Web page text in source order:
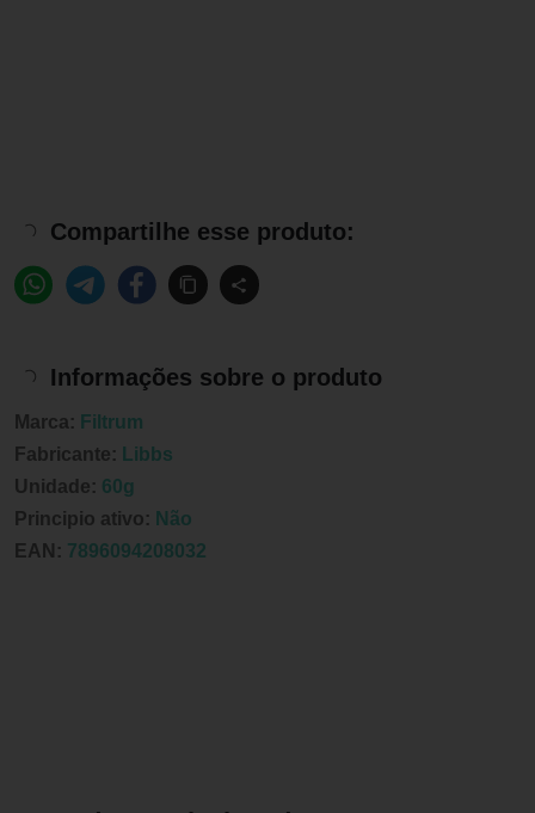
Compartilhe esse produto:
Informações sobre o produto
Marca: Filtrum
Fabricante: Libbs
Unidade: 60g
Principio ativo: Não
EAN: 7896094208032